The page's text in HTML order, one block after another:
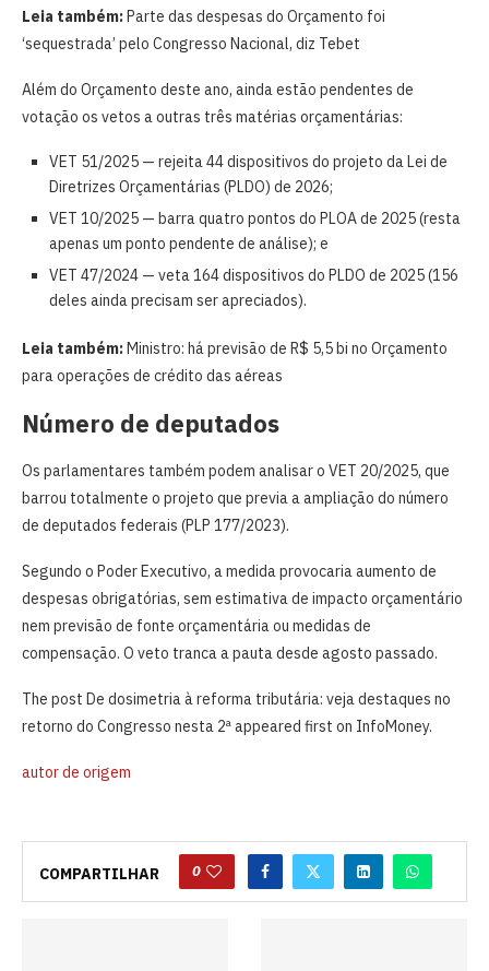
Leia também:Parte das despesas do Orçamento foi
‘sequestrada’ pelo Congresso Nacional, diz Tebet
Além do Orçamento deste ano, ainda estão pendentes de
votação os vetos a outras três matérias orçamentárias:
VET 51/2025 — rejeita 44 dispositivos do projeto da Lei de
Diretrizes Orçamentárias (PLDO) de 2026;
VET 10/2025 — barra quatro pontos do PLOA de 2025 (resta
apenas um ponto pendente de análise); e
VET 47/2024 — veta 164 dispositivos do PLDO de 2025 (156
deles ainda precisam ser apreciados).
Leia também:Ministro: há previsão de R$ 5,5 bi no Orçamento
para operações de crédito das aéreas
Número de deputados
Os parlamentares também podem analisar o VET 20/2025, que
barrou totalmente o projeto que previa a ampliação do número
de deputados federais (PLP 177/2023).
Segundo o Poder Executivo, a medida provocaria aumento de
despesas obrigatórias, sem estimativa de impacto orçamentário
nem previsão de fonte orçamentária ou medidas de
compensação. O veto tranca a pauta desde agosto passado.
The post De dosimetria à reforma tributária: veja destaques no
retorno do Congresso nesta 2ª appeared first on InfoMoney.
autor de origem
COMPARTILHAR 0